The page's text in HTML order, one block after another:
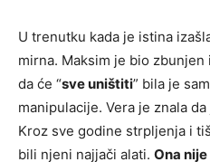
U trenutku kada je istina
mirna. Maksim je bio
da će “sve uništiti” bila je
manipulacije. Vera je znala
Kroz sve godine strpljenja i
bili njeni najjači alati. Ona